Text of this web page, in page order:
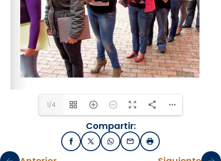
1/4
Compartir:
FacebookX / TwitterWhatsApp
EmailImprimir